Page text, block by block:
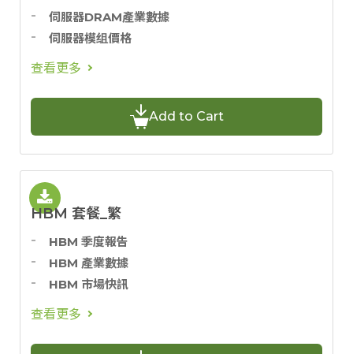
伺服器DRAM產業數據
伺服器模组價格
查看更多
Add to Cart
HBM 套餐_繁
HBM 季度報告
HBM 產業數據
HBM 市場快訊
查看更多